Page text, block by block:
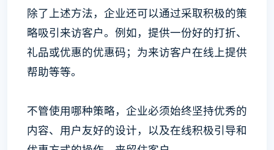
除了上述方法，企业还可以通过采取积极的策
略吸引来访客户。例如，提供一份好的打折、
礼品或优惠的优惠码；为来访客户在线上提供
帮助等等。
不管使用哪种策略，企业必须始终坚持优秀的
内容、用户友好的设计，以及在线积极引导和